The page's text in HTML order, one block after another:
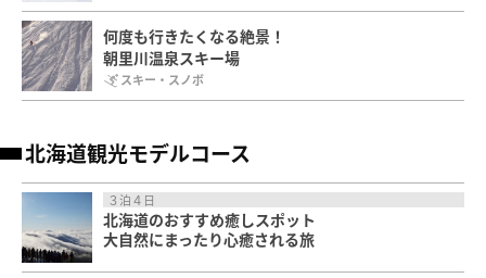
何度も行きたくなる絶景！
朝里川温泉スキー場
スキー・スノボ
北海道観光モデルコース
３泊４日
北海道のおすすめ癒しスポット
大自然にまったり心癒される旅